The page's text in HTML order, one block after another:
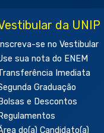
da UNIP
Inscreva-se no Vestibular
sua nota do ENEM
Imediata
Graduação
Bolsas e Descontos
Regulamentos
do(a) Candidato(a)